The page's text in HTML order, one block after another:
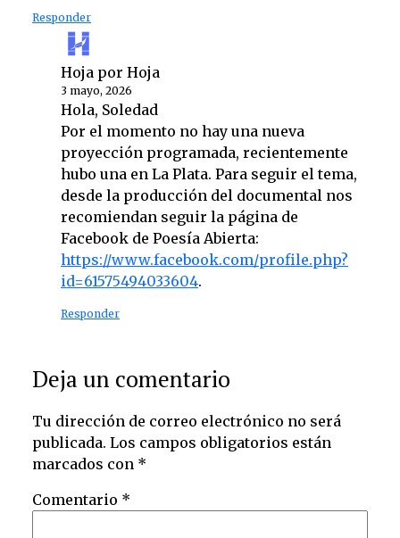
Responder
Hoja por Hoja
3 mayo, 2026
Hola, Soledad
Por el momento no hay una nueva
proyección programada, recientemente
hubo una en La Plata. Para seguir el tema,
desde la producción del documental nos
recomiendan seguir la página de
Facebook de Poesía Abierta:
https://www.facebook.com/profile.php?
id=61575494033604.
Responder
Deja un comentario
Tu dirección de correo electrónico no será
publicada. Los campos obligatorios están
marcados con *
Comentario *